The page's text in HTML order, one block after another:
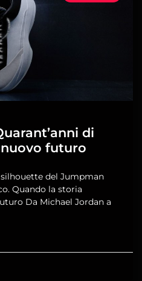
di
futuro
del Jumpman
Quando la storia
Da Michael Jordan a